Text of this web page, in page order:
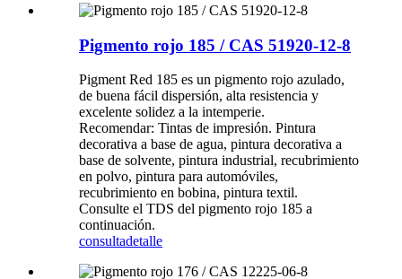
Pigmento rojo 185 / CAS 51920-12-8
Pigment Red 185 es un pigmento rojo azulado,
de buena fácil dispersión, alta resistencia y
excelente solidez a la intemperie.
Recomendar: Tintas de impresión. Pintura
decorativa a base de agua, pintura decorativa a
base de solvente, pintura industrial, recubrimiento
en polvo, pintura para automóviles,
recubrimiento en bobina, pintura textil.
Consulte el TDS del pigmento rojo 185 a
continuación.
consultadetalle